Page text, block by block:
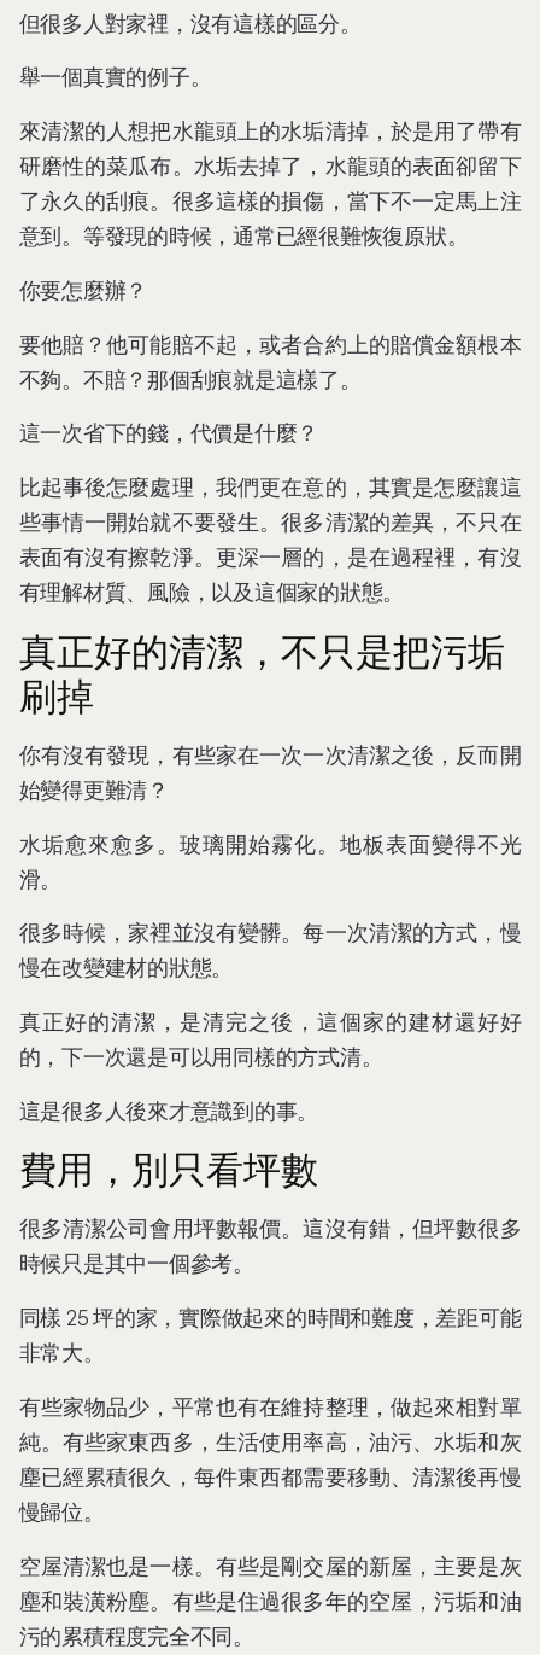
但很多人對家裡，沒有這樣的區分。
舉一個真實的例子。
來清潔的人想把水龍頭上的水垢清掉，於是用了帶有
研磨性的菜瓜布。水垢去掉了，水龍頭的表面卻留下
了永久的刮痕。很多這樣的損傷，當下不一定馬上注
意到。等發現的時候，通常已經很難恢復原狀。
你要怎麼辦？
要他賠？他可能賠不起，或者合約上的賠償金額根本
不夠。不賠？那個刮痕就是這樣了。
這一次省下的錢，代價是什麼？
比起事後怎麼處理，我們更在意的，其實是怎麼讓這
些事情一開始就不要發生。很多清潔的差異，不只在
表面有沒有擦乾淨。更深一層的，是在過程裡，有沒
有理解材質、風險，以及這個家的狀態。
真正好的清潔，不只是把污垢
刷掉
你有沒有發現，有些家在一次一次清潔之後，反而開
始變得更難清？
水垢愈來愈多。玻璃開始霧化。地板表面變得不光
滑。
很多時候，家裡並沒有變髒。每一次清潔的方式，慢
慢在改變建材的狀態。
真正好的清潔，是清完之後，這個家的建材還好好
的，下一次還是可以用同樣的方式清。
這是很多人後來才意識到的事。
費用，別只看坪數
很多清潔公司會用坪數報價。這沒有錯，但坪數很多
時候只是其中一個參考。
同樣 25 坪的家，實際做起來的時間和難度，差距可能
非常大。
有些家物品少，平常也有在維持整理，做起來相對單
純。有些家東西多，生活使用率高，油污、水垢和灰
塵已經累積很久，每件東西都需要移動、清潔後再慢
慢歸位。
空屋清潔也是一樣。有些是剛交屋的新屋，主要是灰
塵和裝潢粉塵。有些是住過很多年的空屋，污垢和油
污的累積程度完全不同。